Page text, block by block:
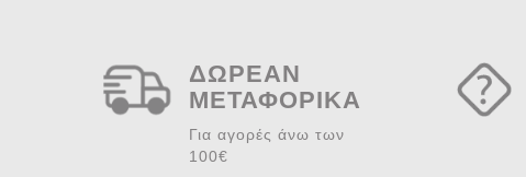
ΔΩΡΕΑΝ
ΜΕΤΑΦΟΡΙΚΑ
Για αγορές άνω των
100€